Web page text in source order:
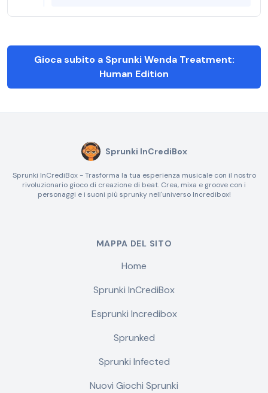
Gioca subito a Sprunki Wenda Treatment:
Human Edition
Sprunki InCrediBox
Sprunki InCrediBox - Trasforma la tua esperienza musicale con il nostro
rivoluzionario gioco di creazione di beat. Crea, mixa e groove con i
personaggi e i suoni più sprunky nell'universo Incredibox!
MAPPA DEL SITO
Home
Sprunki InCrediBox
Esprunki Incredibox
Sprunked
Sprunki Infected
Nuovi Giochi Sprunki